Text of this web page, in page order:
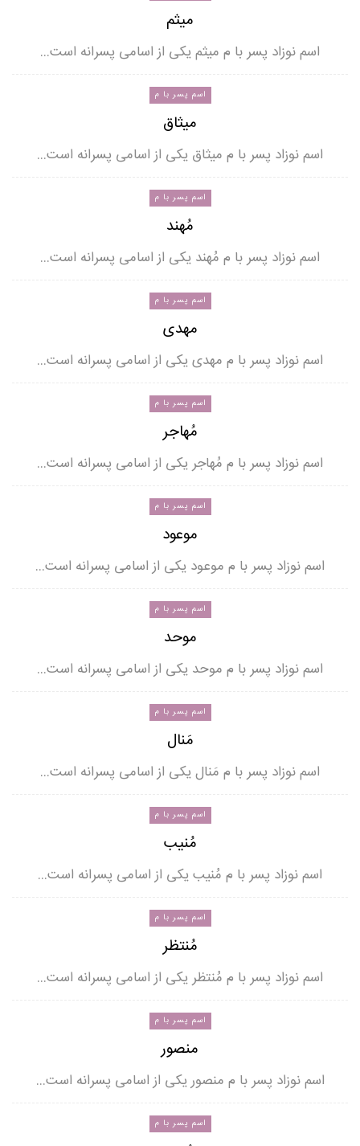
میثم
اسم نوزاد پسر با م میثم یکی از اسامی پسرانه است…
اسم پسر با م
میثاق
اسم نوزاد پسر با م میثاق یکی از اسامی پسرانه است…
اسم پسر با م
مُهند
اسم نوزاد پسر با م مُهند یکی از اسامی پسرانه است…
اسم پسر با م
مهدی
اسم نوزاد پسر با م مهدی یکی از اسامی پسرانه است…
اسم پسر با م
مُهاجر
اسم نوزاد پسر با م مُهاجر یکی از اسامی پسرانه است…
اسم پسر با م
موعود
اسم نوزاد پسر با م موعود یکی از اسامی پسرانه است…
اسم پسر با م
موحد
اسم نوزاد پسر با م موحد یکی از اسامی پسرانه است…
اسم پسر با م
مَنال
اسم نوزاد پسر با م مَنال یکی از اسامی پسرانه است…
اسم پسر با م
مُنیب
اسم نوزاد پسر با م مُنیب یکی از اسامی پسرانه است…
اسم پسر با م
مُنتظر
اسم نوزاد پسر با م مُنتظر یکی از اسامی پسرانه است…
اسم پسر با م
منصور
اسم نوزاد پسر با م منصور یکی از اسامی پسرانه است…
اسم پسر با م